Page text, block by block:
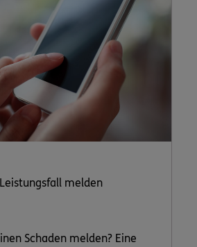
melden
Schaden melden? Eine